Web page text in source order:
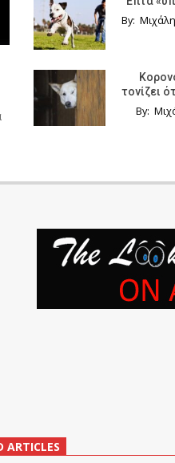
By:
τονίζει
By:
ARTICLES